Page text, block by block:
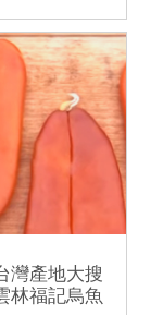
灣產地大搜
林福記烏魚